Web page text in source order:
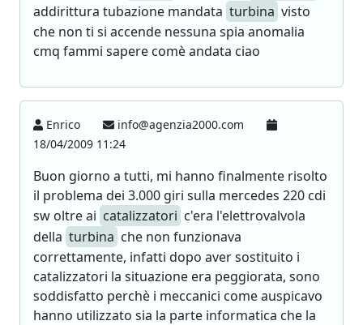
addirittura tubazione mandata turbina visto
che non ti si accende nessuna spia anomalia
cmq fammi sapere comè andata ciao
Enrico
info@agenzia2000.com
18/04/2009 11:24
Buon giorno a tutti, mi hanno finalmente risolto
il problema dei 3.000 giri sulla mercedes 220 cdi
sw oltre ai catalizzatori c'era l'elettrovalvola
della turbina che non funzionava
correttamente, infatti dopo aver sostituito i
catalizzatori la situazione era peggiorata, sono
soddisfatto perchè i meccanici come auspicavo
hanno utilizzato sia la parte informatica che la